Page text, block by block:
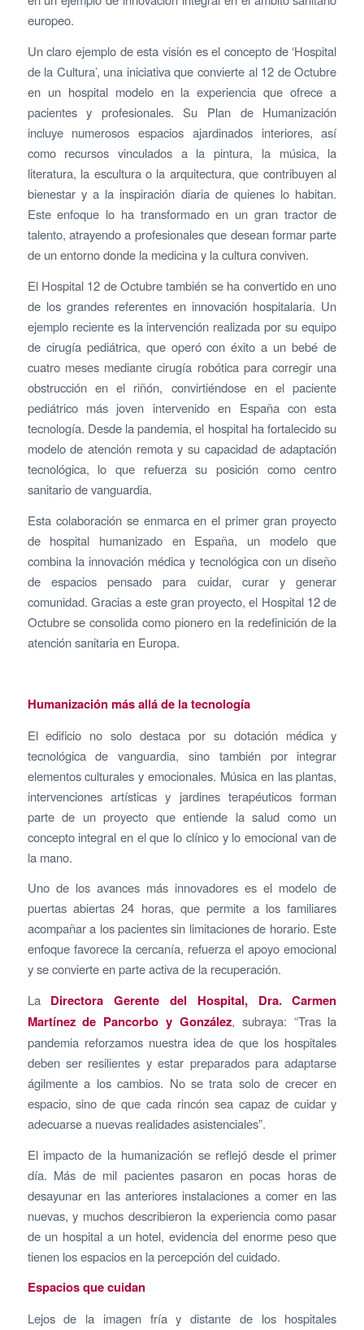
europeo.
Un claro ejemplo de esta visión es el concepto de ‘Hospital
de la Cultura’, una iniciativa que convierte al 12 de Octubre
en un hospital modelo en la experiencia que ofrece a
pacientes y profesionales. Su Plan de Humanización
incluye numerosos espacios ajardinados interiores, así
como recursos vinculados a la pintura, la música, la
literatura, la escultura o la arquitectura, que contribuyen al
bienestar y a la inspiración diaria de quienes lo habitan.
Este enfoque lo ha transformado en un gran tractor de
talento, atrayendo a profesionales que desean formar parte
de un entorno donde la medicina y la cultura conviven.
El Hospital 12 de Octubre también se ha convertido en uno
de los grandes referentes en innovación hospitalaria. Un
ejemplo reciente es la intervención realizada por su equipo
de cirugía pediátrica, que operó con éxito a un bebé de
cuatro meses mediante cirugía robótica para corregir una
obstrucción en el riñón, convirtiéndose en el paciente
pediátrico más joven intervenido en España con esta
tecnología. Desde la pandemia, el hospital ha fortalecido su
modelo de atención remota y su capacidad de adaptación
tecnológica, lo que refuerza su posición como centro
sanitario de vanguardia.
Esta colaboración se enmarca en el primer gran proyecto
de hospital humanizado en España, un modelo que
combina la innovación médica y tecnológica con un diseño
de espacios pensado para cuidar, curar y generar
comunidad. Gracias a este gran proyecto, el Hospital 12 de
Octubre se consolida como pionero en la redefinición de la
atención sanitaria en Europa.
Humanización más allá de la tecnología
El edificio no solo destaca por su dotación médica y
tecnológica de vanguardia, sino también por integrar
elementos culturales y emocionales. Música en las plantas,
intervenciones artísticas y jardines terapéuticos forman
parte de un proyecto que entiende la salud como un
concepto integral en el que lo clínico y lo emocional van de
la mano.
Uno de los avances más innovadores es el modelo de
puertas abiertas 24 horas, que permite a los familiares
acompañar a los pacientes sin limitaciones de horario. Este
enfoque favorece la cercanía, refuerza el apoyo emocional
y se convierte en parte activa de la recuperación.
La Directora Gerente del Hospital, Dra. Carmen
Martínez de Pancorbo y González, subraya: “Tras la
pandemia reforzamos nuestra idea de que los hospitales
deben ser resilientes y estar preparados para adaptarse
ágilmente a los cambios. No se trata solo de crecer en
espacio, sino de que cada rincón sea capaz de cuidar y
adecuarse a nuevas realidades asistenciales”.
El impacto de la humanización se reflejó desde el primer
día. Más de mil pacientes pasaron en pocas horas de
desayunar en las anteriores instalaciones a comer en las
nuevas, y muchos describieron la experiencia como pasar
de un hospital a un hotel, evidencia del enorme peso que
tienen los espacios en la percepción del cuidado.
Espacios que cuidan
Lejos de la imagen fría y distante de los hospitales